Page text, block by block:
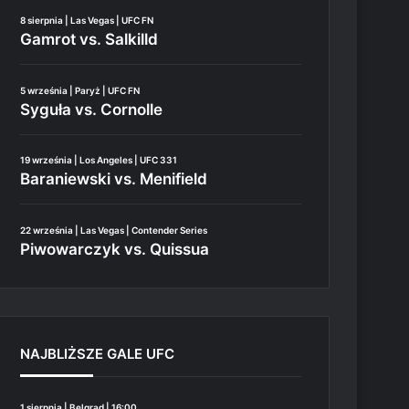
8 sierpnia | Las Vegas | UFC FN
Gamrot vs. Salkilld
5 września | Paryż | UFC FN
Syguła vs. Cornolle
19 września | Los Angeles | UFC 331
Baraniewski vs. Menifield
22 września | Las Vegas | Contender Series
Piwowarczyk vs. Quissua
NAJBLIŻSZE GALE UFC
1 sierpnia | Belgrad | 16:00